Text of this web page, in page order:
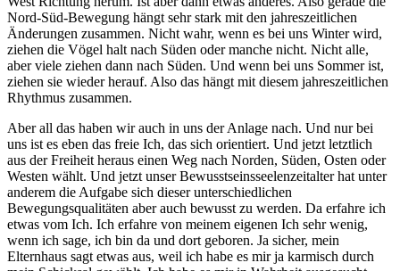
Nord-Süd-Bewegung hängt sehr stark mit den jahreszeitlichen
Änderungen zusammen. Nicht wahr, wenn es bei uns Winter wird,
ziehen die Vögel halt nach Süden oder manche nicht. Nicht alle,
aber viele ziehen dann nach Süden. Und wenn bei uns Sommer ist,
ziehen sie wieder herauf. Also das hängt mit diesem jahreszeitlichen
Rhythmus zusammen.
Aber all das haben wir auch in uns der Anlage nach. Und nur bei
uns ist es eben das freie Ich, das sich orientiert. Und jetzt letztlich
aus der Freiheit heraus einen Weg nach Norden, Süden, Osten oder
Westen wählt. Und jetzt unser Bewusstseinsseelenzeitalter hat unter
anderem die Aufgabe sich dieser unterschiedlichen
Bewegungsqualitäten aber auch bewusst zu werden. Da erfahre ich
etwas vom Ich. Ich erfahre von meinem eigenen Ich sehr wenig,
wenn ich sage, ich bin da und dort geboren. Ja sicher, mein
Elternhaus sagt etwas aus, weil ich habe es mir ja karmisch durch